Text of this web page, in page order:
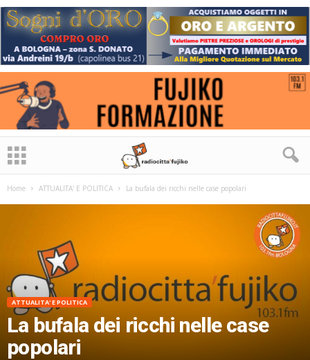
Home ATTUALITA' E POLITICA La bufala dei ricchi nelle case popolari
ATTUALITA' E POLITICA
La bufala dei ricchi nelle case
popolari